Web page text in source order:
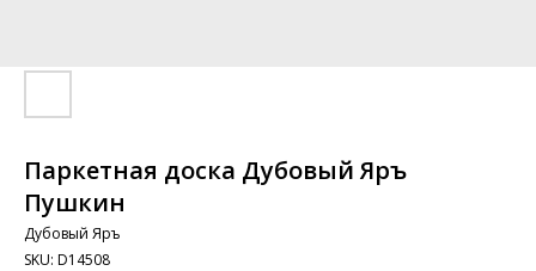
Паркетная доска Дубовый Яръ
Пушкин
Дубовый Яръ
SKU: D14508